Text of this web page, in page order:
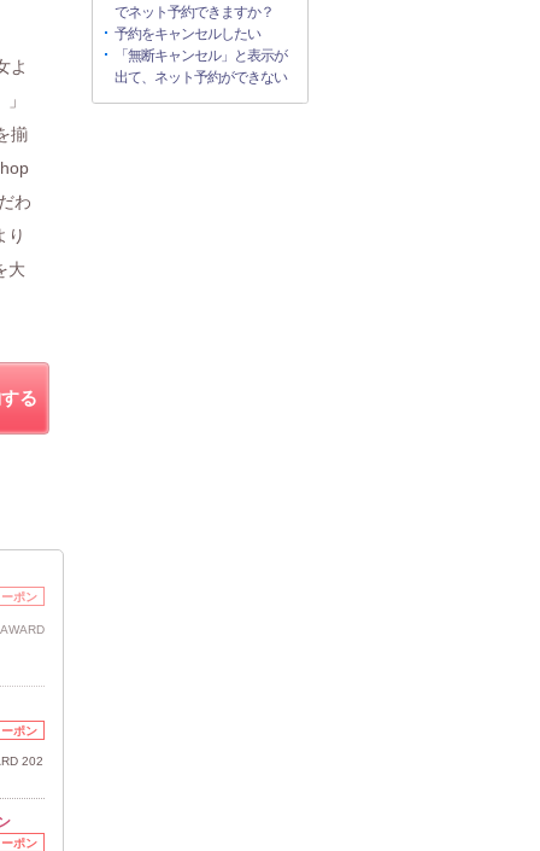
よ
揃
わ
り
大
る
ポン
ポン
202
ポン
でネット予約できますか？
予約をキャンセルしたい
「無断キャンセル」と表示が
出て、ネット予約ができない